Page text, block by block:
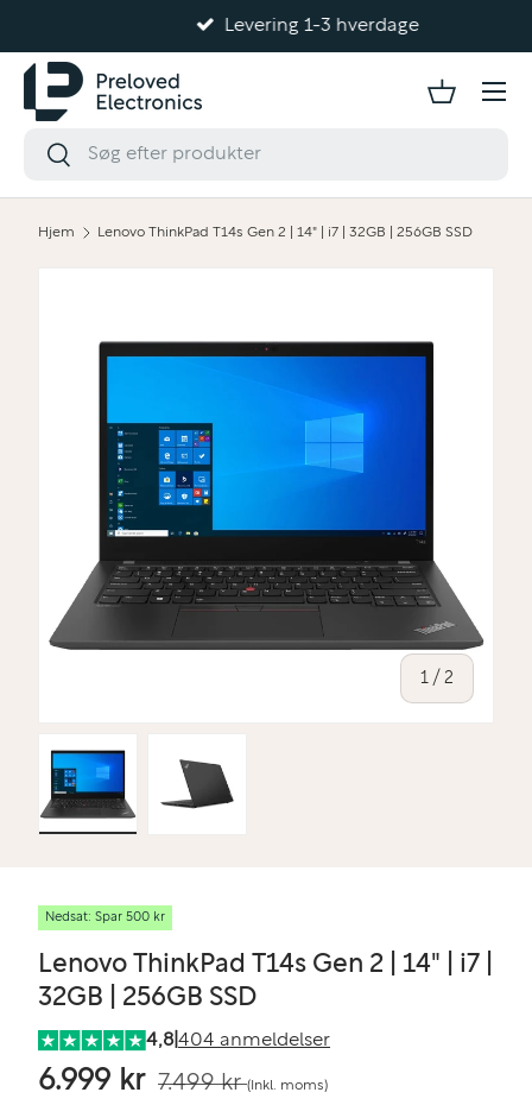
Levering 1-3 hverdage
Hjem Lenovo ThinkPad T14s Gen 2 | 14" | i7 | 32GB | 256GB SSD
1 / af
2
Nedsat: Spar 500 kr
Lenovo ThinkPad T14s Gen 2 | 14" | i7 |
32GB | 256GB SSD
4,8|404 anmeldelser
6.999 kr 7.499 kr(Inkl. moms)